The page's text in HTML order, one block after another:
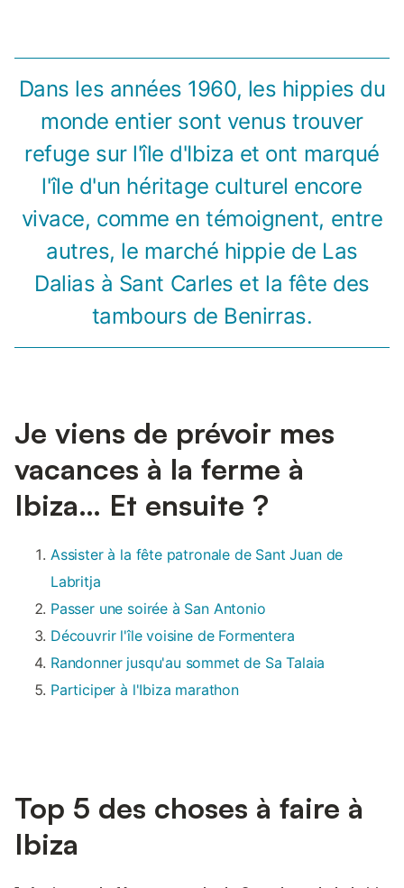
Dans les années 1960, les hippies du
monde entier sont venus trouver
refuge sur l'île d'Ibiza et ont marqué
l'île d'un héritage culturel encore
vivace, comme en témoignent, entre
autres, le marché hippie de Las
Dalias à Sant Carles et la fête des
tambours de Benirras.
Je viens de prévoir mes
vacances à la ferme à
Ibiza… Et ensuite ?
Assister à la fête patronale de Sant Juan de
Labritja
Passer une soirée à San Antonio
Découvrir l'île voisine de Formentera
Randonner jusqu'au sommet de Sa Talaia
Participer à l'Ibiza marathon
Top 5 des choses à faire à
Ibiza